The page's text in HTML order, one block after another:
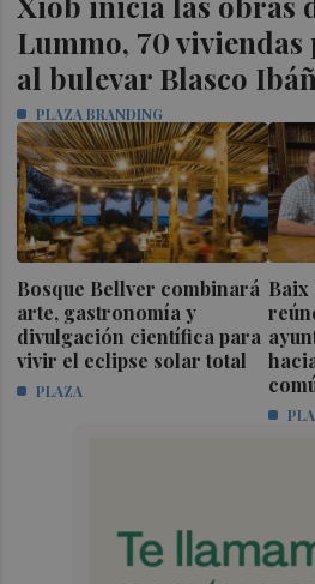
Lummo, 70
al bulevar Blasco
PLAZA BRANDING
Bosque Bellver combinará
arte, gastronomía y
divulgación científica para
vivir el eclipse solar total
PLAZA
Baix